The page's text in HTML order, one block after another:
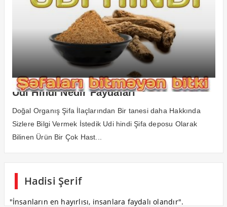
Udi Hindi Nedir Faydaları
Doğal Organış Şifa İlaçlarından Bir tanesi daha Hakkında
Sizlere Bilgi Vermek İstedik Udi hindi Şifa deposu Olarak
Bilinen Ürün Bir Çok Hast...
Hadisi Şerif
"İnsanların en hayırlısı, insanlara faydalı olandır".